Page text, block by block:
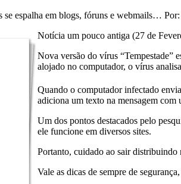
se espalha em blogs, fóruns e webmails… Por:
Notícia um pouco antiga (27 de
Nova versão do vírus “Tempestade”
alojado no computador, o vírus
Quando o computador infectado
adiciona um texto na mensagem com
Um dos pontos destacados pelo
ele funcione em diversos sites.
Portanto, cuidado ao sair distribuindo
Vale as dicas de sempre de